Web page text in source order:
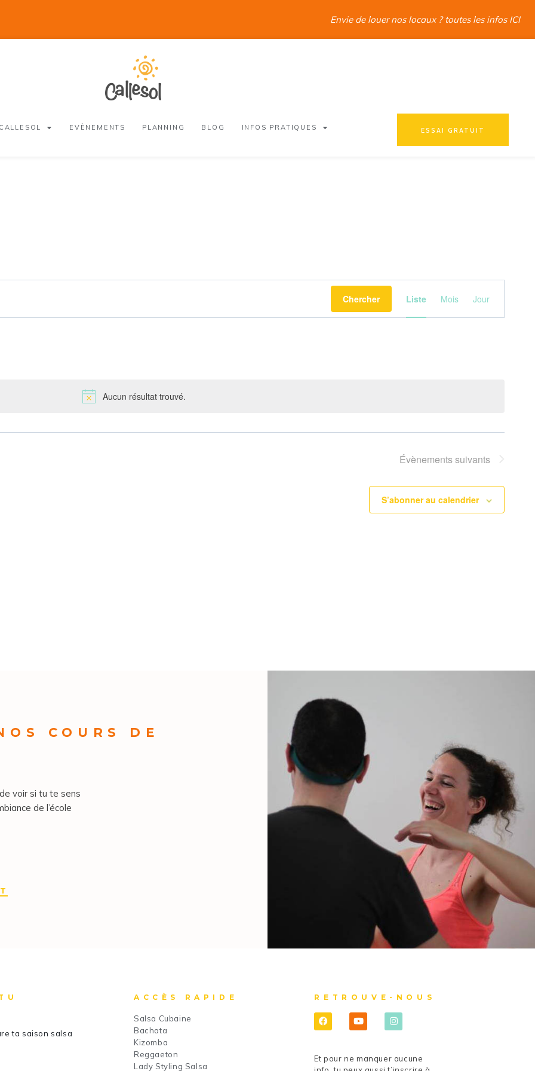
Envie de louer nos locaux ? toutes les infos ICI
EVÈNEMENTS PLANNING BLOG INFOS PRATIQUES ESSAI GRATUIT
Aucun résultat trouvé.
Chercher Liste Mois Jour
Évènementssuivants
S’abonner au calendrier
COURS DE
voir si tu te sens
de l’école
ta saison salsa
ACCÈS RAPIDE
Salsa Cubaine
Bachata
Kizomba
Reggaeton
Lady Styling Salsa
RETROUVE-NOUS
Et pour ne manquer aucune